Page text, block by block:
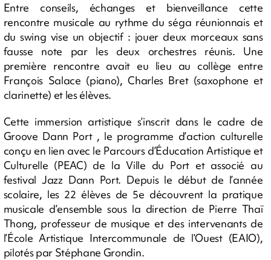
Entre conseils, échanges et bienveillance cette
rencontre musicale au rythme du séga réunionnais et
du swing vise un objectif : jouer deux morceaux sans
fausse note par les deux orchestres réunis. Une
première rencontre avait eu lieu au collège entre
François Salace (piano), Charles Bret (saxophone et
clarinette) et les élèves.
Cette immersion artistique s’inscrit dans le cadre de
Groove Dann Port , le programme d’action culturelle
conçu en lien avec le Parcours d’Éducation Artistique et
Culturelle (PEAC) de la Ville du Port et associé au
festival Jazz Dann Port. Depuis le début de l’année
scolaire, les 22 élèves de 5e découvrent la pratique
musicale d’ensemble sous la direction de Pierre Thaï
Thong, professeur de musique et des intervenants de
l’École Artistique Intercommunale de l’Ouest (EAIO),
pilotés par Stéphane Grondin.